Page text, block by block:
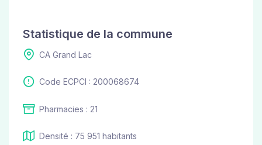
Statistique de la commune
CA Grand Lac
Code ECPCI : 200068674
Pharmacies : 21
Densité : 75 951 habitants